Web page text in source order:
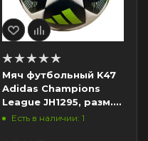
Мяч футбольный K47
Adidas Champions
League JH1295, разм.
5, белый/темно-
Есть в наличии: 1